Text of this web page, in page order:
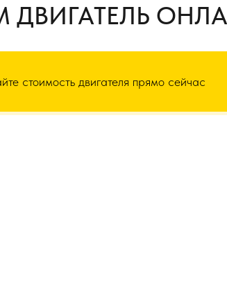
ДВИГАТЕЛЬ
стоимость двигателя прямо сейчас